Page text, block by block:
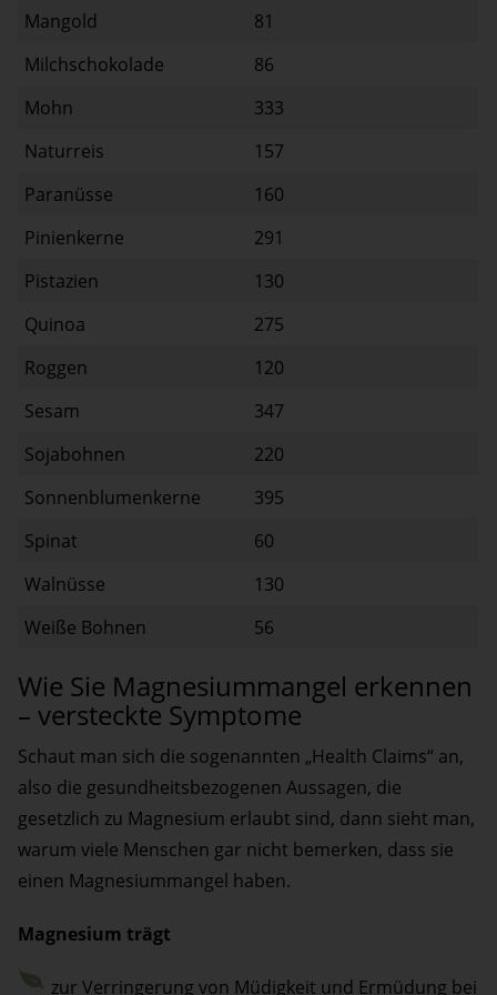
Mangold
81
Milchschokolade
86
Mohn
333
Naturreis
157
Paranüsse
160
Pinienkerne
291
Pistazien
130
Quinoa
275
Roggen
120
Sesam
347
Sojabohnen
220
Sonnenblumenkerne
395
Spinat
60
Walnüsse
130
Weiße Bohnen
56
Wie Sie Magnesiummangel erkennen
– versteckte Symptome
Schaut man sich die sogenannten „Health Claims“ an,
also die gesundheitsbezogenen Aussagen, die
gesetzlich zu Magnesium erlaubt sind, dann sieht man,
warum viele Menschen gar nicht bemerken, dass sie
einen Magnesiummangel haben.
Magnesium trägt
zur Verringerung von Müdigkeit und Ermüdung bei